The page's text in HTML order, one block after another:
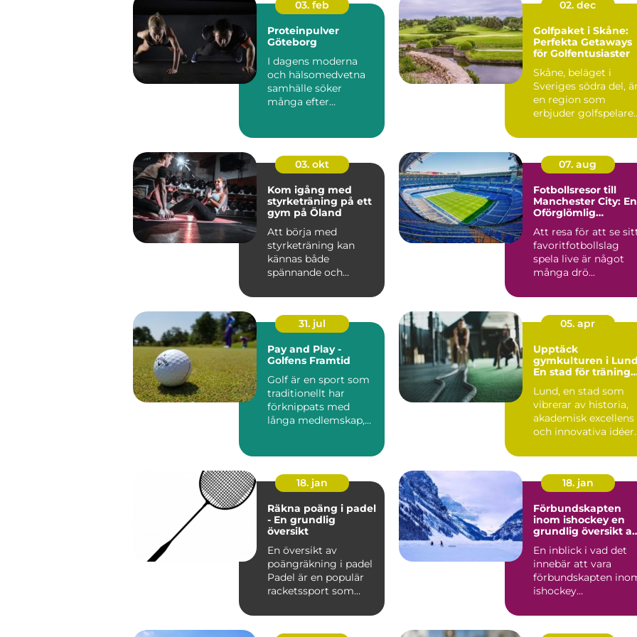
03. feb
Proteinpulver
Göteborg
I dagens moderna
och hälsomedvetna
samhälle söker
många efter
02. dec
Golfpaket i Skåne:
Perfekta Getaways
för Golfentusiaster
Skåne, beläget i
Sveriges södra del,
en region som
erbjuder golfspelare
03. okt
Kom igång med
styrketräning på ett
gym på Öland
Att börja med
styrketräning kan
kännas både
spännande och
07. aug
Fotbollsresor till
Manchester City: En
Oförglömlig
Att resa för att se
favoritfotbollslag
spela live är något
många drö...
31. jul
Pay and Play -
Golfens Framtid
Golf är en sport som
traditionellt har
förknippats med
långa medlemskap,
05. apr
Upptäck
gymkulturen i
En stad för träning
Lund, en stad som
vibrerar av historia,
akademisk excellens
och innovativa idéer
18. jan
Räkna poäng i padel
- En grundlig
översikt
En översikt av
poängräkning i padel
Padel är en populär
racketssport som
från te...
18. jan
Förbundskapten
inom ishockey en
grundlig översikt av
En inblick i vad det
innebär att vara
förbundskapten
ishockey
en central f...